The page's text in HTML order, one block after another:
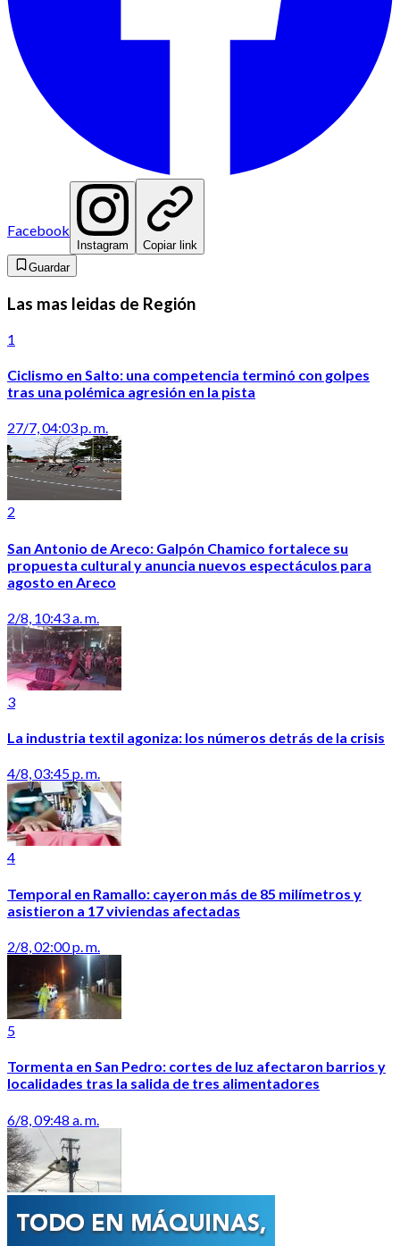
Facebook
Instagram
Copiar link
Guardar
Las mas leidas de Región
1
Ciclismo en Salto: una competencia terminó con golpes
tras una polémica agresión en la pista
27/7, 04:03 p. m.
2
San Antonio de Areco: Galpón Chamico fortalece su
propuesta cultural y anuncia nuevos espectáculos para
agosto en Areco
2/8, 10:43 a. m.
3
La industria textil agoniza: los números detrás de la crisis
4/8, 03:45 p. m.
4
Temporal en Ramallo: cayeron más de 85 milímetros y
asistieron a 17 viviendas afectadas
2/8, 02:00 p. m.
5
Tormenta en San Pedro: cortes de luz afectaron barrios y
localidades tras la salida de tres alimentadores
6/8, 09:48 a. m.